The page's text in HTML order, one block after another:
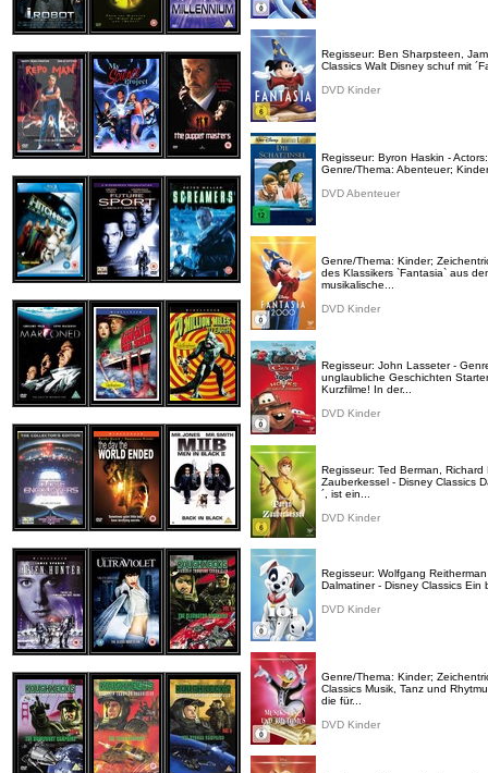
Regisseur: Ben Sharpsteen,
Classics Walt Disney schuf mit
DVD Kinder
Regisseur: Byron Haskin -
Genre/Thema: Abenteuer;
DVD Abenteuer
Genre/Thema: Kinder;
des Klassikers `Fantasia` aus
musikalische...
DVD Kinder
Regisseur: John Lasseter -
unglaubliche Geschichten
Kurzfilme! In der...
DVD Kinder
Regisseur: Ted Berman,
Zauberkessel - Disney Classics
´, ist ein...
DVD Kinder
Regisseur: Wolfgang
Dalmatiner - Disney Classics
DVD Kinder
Genre/Thema: Kinder;
Classics Musik, Tanz und
die für...
DVD Kinder